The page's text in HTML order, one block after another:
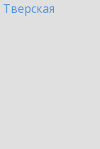
Тверская